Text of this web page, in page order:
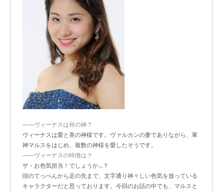
――ヴィーナスは何の神？
ヴィーナスは愛と美の神様です。ヴァルカンの妻でありながら、軍
神マルスをはじめ、複数の神様を愛したそうです。
――ヴィーナスの特徴は？
ザ・お色気担当！でしょうか…？
頭のてっぺんから足の先まで、文字通り神々しい色気を放っている
キャラクターだと思っております。今回のお話の中でも、マルスと